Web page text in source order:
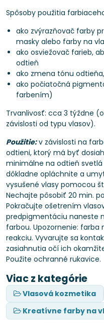
Spôsoby použitia
ako zvýrazňovač farby
masky alebo farby na
ako osviežovač farieb,
odtieň
ako zmena tónu
ako počiatočná
farbením)
Trvanlivosť: cca 3 týždne
závislosti od typu vlasov).
Použitie:v závislosti na
odtieni, ktorý má byť
minimálne na odtieň
dôkladne opláchnite a
vysušené vlasy pomocou
Nechajte pôsobiť 20 min.
Pokračujte ošetrením
predpigmentáciu naneste
farbou. Upozornenie: farba
reakciu. Vyvarujte sa
zasiahnutia očí ich
Použite ochranné rukavice.
Viac z kategórie
Vlasová kozmetika
Kreatívne farby na